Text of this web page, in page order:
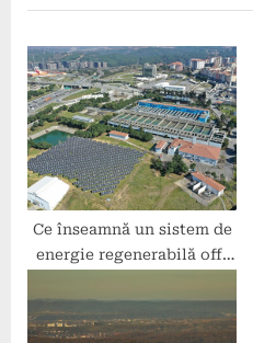
u
s
P
o
s
t
:
P
o
s
t
:
Ce înseamnă un sistem de
energie regenerabilă off-